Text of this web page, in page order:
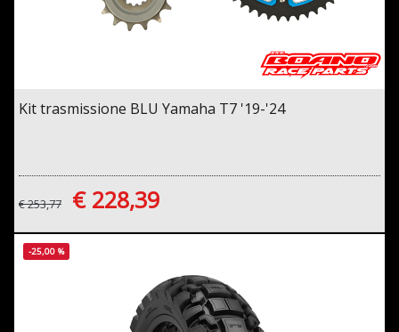
Kit trasmissione BLU Yamaha T7 '19-'24
€ 253,77 € 228,39
-25,00 %